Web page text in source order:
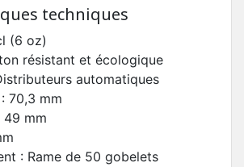
techniques
(6 oz)
résistant et écologique
automatiques
70,3 mm
49 mm
: Rame de 50 gobelets